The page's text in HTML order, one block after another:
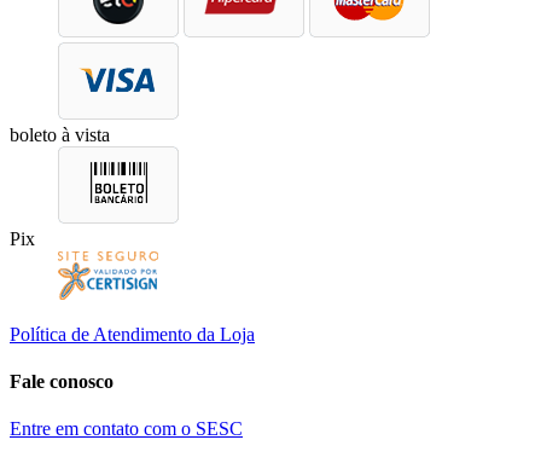
boleto à vista
Pix
Política de Atendimento da Loja
Fale conosco
Entre em contato com o SESC